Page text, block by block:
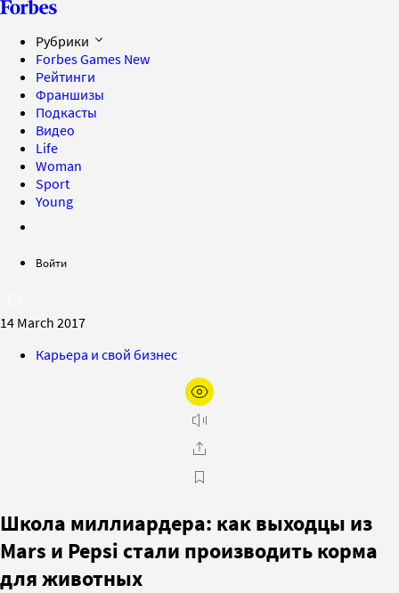
Рубрики
Forbes Games New
Рейтинги
Франшизы
Подкасты
Видео
Life
Woman
Sport
Young
Войти
14 March 2017
Карьера и свой бизнес
Школа миллиардера: как выходцы из
Mars и Pepsi стали производить корма
для животных